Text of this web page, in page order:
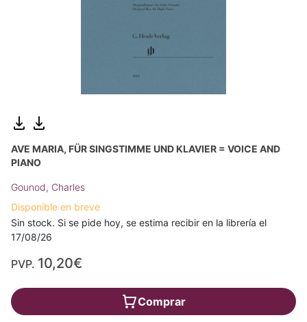
AVE MARIA, FÜR SINGSTIMME UND KLAVIER = VOICE AND
PIANO
Gounod, Charles
Disponible en breve
Sin stock. Si se pide hoy, se estima recibir en la librería el
17/08/26
PVP. 10,20€
Comprar